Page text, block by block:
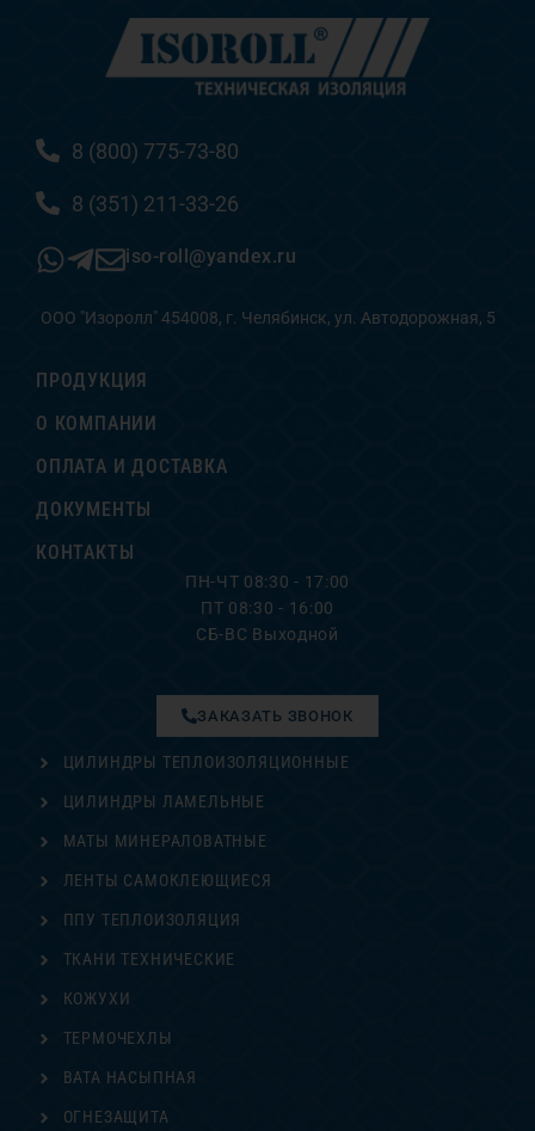
8 (800) 775-73-80
8 (351) 211-33-26
iso-roll@yandex.ru
ООО "Изоролл" 454008, г. Челябинск, ул. Автодорожная, 5
ПРОДУКЦИЯ
О КОМПАНИИ
ОПЛАТА И ДОСТАВКА
ДОКУМЕНТЫ
КОНТАКТЫ
ПН-ЧТ 08:30 - 17:00
ПТ 08:30 - 16:00
СБ-ВС Выходной
ЦИЛИНДРЫ ТЕПЛОИЗОЛЯЦИОННЫЕ
ЦИЛИНДРЫ ЛАМЕЛЬНЫЕ
МАТЫ МИНЕРАЛОВАТНЫЕ
ЛЕНТЫ САМОКЛЕЮЩИЕСЯ
ППУ ТЕПЛОИЗОЛЯЦИЯ
ТКАНИ ТЕХНИЧЕСКИЕ
ЗАКАЗАТЬ ЗВОНОК
КОЖУХИ
ТЕРМОЧЕХЛЫ
ВАТА НАСЫПНАЯ
ОГНЕЗАЩИТА